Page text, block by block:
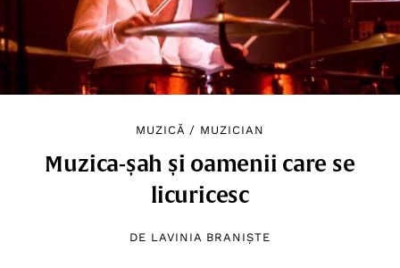
MUZICĂ / MUZICIAN
Muzica-șah și oamenii care se
licuricesc
DE LAVINIA BRANIȘTE